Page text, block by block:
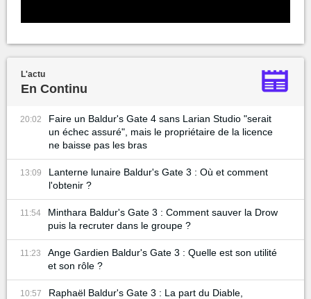
L'actu
En Continu
20:02
Faire un Baldur's Gate 4 sans Larian Studio "serait
un échec assuré", mais le propriétaire de la licence
ne baisse pas les bras
13:09
Lanterne lunaire Baldur's Gate 3 : Où et comment
l'obtenir ?
11:54
Minthara Baldur's Gate 3 : Comment sauver la Drow
puis la recruter dans le groupe ?
11:23
Ange Gardien Baldur's Gate 3 : Quelle est son utilité
et son rôle ?
10:57
Raphaël Baldur's Gate 3 : La part du Diable,